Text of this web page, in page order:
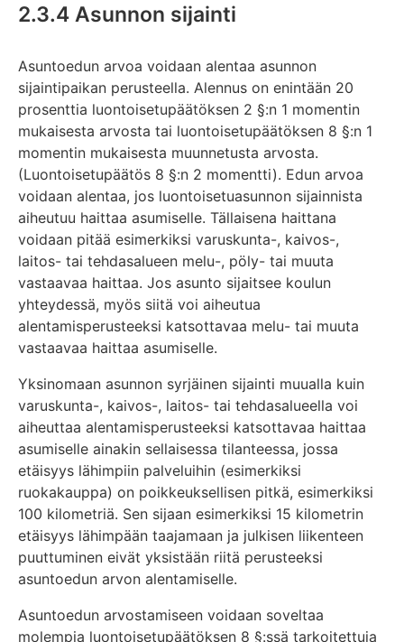
2.3.4 Asunnon sijainti
Asuntoedun arvoa voidaan alentaa asunnon
sijaintipaikan perusteella. Alennus on enintään 20
prosenttia luontoisetupäätöksen 2 §:n 1 momentin
mukaisesta arvosta tai luontoisetupäätöksen 8 §:n 1
momentin mukaisesta muunnetusta arvosta.
(Luontoisetupäätös 8 §:n 2 momentti). Edun arvoa
voidaan alentaa, jos luontoisetuasunnon sijainnista
aiheutuu haittaa asumiselle. Tällaisena haittana
voidaan pitää esimerkiksi varuskunta-, kaivos-,
laitos- tai tehdasalueen melu-, pöly- tai muuta
vastaavaa haittaa. Jos asunto sijaitsee koulun
yhteydessä, myös siitä voi aiheutua
alentamisperusteeksi katsottavaa melu- tai muuta
vastaavaa haittaa asumiselle.
Yksinomaan asunnon syrjäinen sijainti muualla kuin
varuskunta-, kaivos-, laitos- tai tehdasalueella voi
aiheuttaa alentamisperusteeksi katsottavaa haittaa
asumiselle ainakin sellaisessa tilanteessa, jossa
etäisyys lähimpiin palveluihin (esimerkiksi
ruokakauppa) on poikkeuksellisen pitkä, esimerkiksi
100 kilometriä. Sen sijaan esimerkiksi 15 kilometrin
etäisyys lähimpään taajamaan ja julkisen liikenteen
puuttuminen eivät yksistään riitä perusteeksi
asuntoedun arvon alentamiselle.
Asuntoedun arvostamiseen voidaan soveltaa
molempia luontoisetupäätöksen 8 §:ssä tarkoitettuja